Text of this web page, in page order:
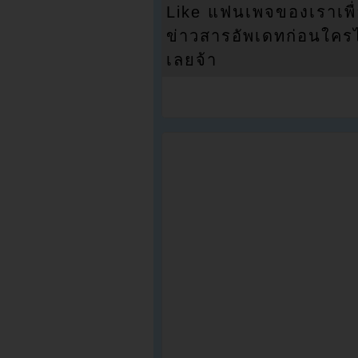
Like แฟนเพจของเราเ
ข่าวสารอัพเดทก่อนใคร
เลยจ้า